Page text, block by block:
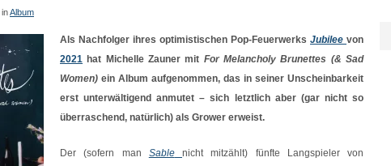
inAlbum
Als Nachfolger ihres optimistischen Pop-Feuerwerks Jubilee von
2021 hat Michelle Zauner mit For Melancholy Brunettes (& Sad
Women) ein Album aufgenommen, das in seiner Unscheinbarkeit
erst unterwältigend anmutet – sich letztlich aber (gar nicht so
überraschend, natürlich) als Grower erweist.
Der (sofern man Sable
nicht mitzählt) fünfte Langspieler von